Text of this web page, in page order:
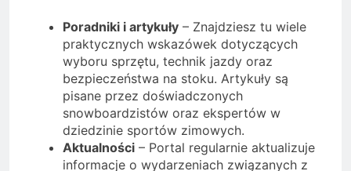
Poradniki i artykuły – Znajdziesz tu wiele
praktycznych wskazówek dotyczących
wyboru sprzętu, technik jazdy oraz
bezpieczeństwa na stoku. Artykuły są
pisane przez doświadczonych
snowboardzistów oraz ekspertów w
dziedzinie sportów zimowych.
Aktualności – Portal regularnie aktualizuje
informacje o wydarzeniach związanych z